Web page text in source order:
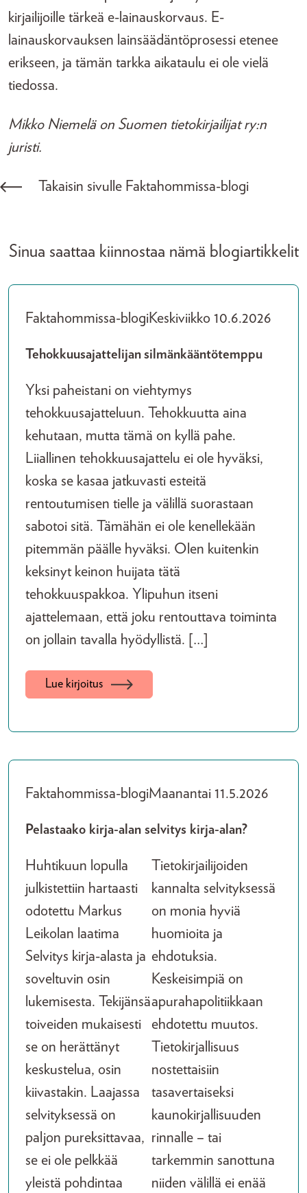
kirjailijoille tärkeä e-lainauskorvaus. E-
lainauskorvauksen lainsäädäntöprosessi etenee
erikseen, ja tämän tarkka aikataulu ei ole vielä
tiedossa.
Mikko Niemelä on Suomen tietokirjailijat ry:n
juristi.
Takaisin sivulle Faktahommissa-blogi
Sinua saattaa kiinnostaa nämä blogiartikkelit
Faktahommissa-blogiKeskiviikko 10.6.2026
Tehokkuusajattelijan silmänkääntötemppu
Yksi paheistani on viehtymys
tehokkuusajatteluun. Tehokkuutta aina
kehutaan, mutta tämä on kyllä pahe.
Liiallinen tehokkuusajattelu ei ole hyväksi,
koska se kasaa jatkuvasti esteitä
rentoutumisen tielle ja välillä suorastaan
sabotoi sitä. Tämähän ei ole kenellekään
pitemmän päälle hyväksi. Olen kuitenkin
keksinyt keinon huijata tätä
tehokkuuspakkoa. Ylipuhun itseni
ajattelemaan, että joku rentouttava toiminta
on jollain tavalla hyödyllistä. […]
Lue kirjoitus
Faktahommissa-blogiMaanantai 11.5.2026
Pelastaako kirja-alan selvitys kirja-alan?
Huhtikuun lopulla
julkistettiin hartaasti
odotettu Markus
Leikolan laatima
Selvitys kirja-alasta ja
soveltuvin osin
lukemisesta. Tekijänsä
toiveiden mukaisesti
se on herättänyt
keskustelua, osin
kiivastakin. Laajassa
selvityksessä on
paljon pureksittavaa,
se ei ole pelkkää
yleistä pohdintaa
Tietokirjailijoiden
kannalta selvityksessä
on monia hyviä
huomioita ja
ehdotuksia.
Keskeisimpiä on
apurahapolitiikkaan
ehdotettu muutos.
Tietokirjallisuus
nostettaisiin
tasavertaiseksi
kaunokirjallisuuden
rinnalle – tai
tarkemmin sanottuna
niiden välillä ei enää